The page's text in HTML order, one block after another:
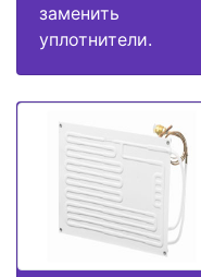
заменить
уплотнители.